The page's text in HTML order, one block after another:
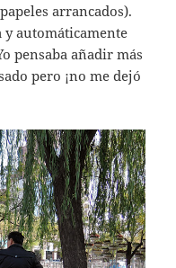
arrancados).
automáticamente
pensaba añadir más
pero ¡no me dejó